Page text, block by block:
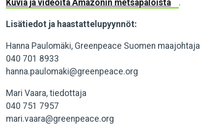
Kuvia ja videoita Amazonin metsäpaloista .
Lisätiedot ja haastattelupyynnöt:
Hanna Paulomäki, Greenpeace Suomen maajohtaja
040 701 8933
hanna.paulomaki@greenpeace.org
Mari Vaara, tiedottaja
040 751 7957
mari.vaara@greenpeace.org